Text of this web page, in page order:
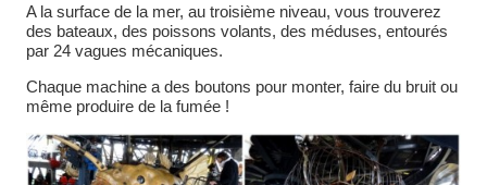
A la surface de la mer, au troisième niveau, vous trouverez
des bateaux, des poissons volants, des méduses, entourés
par 24 vagues mécaniques.
Chaque machine a des boutons pour monter, faire du bruit ou
même produire de la fumée !